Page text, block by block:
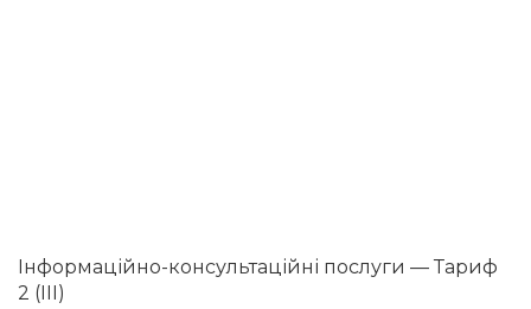
Інформаційно-консультаційні послуги — Тариф
2 (III)